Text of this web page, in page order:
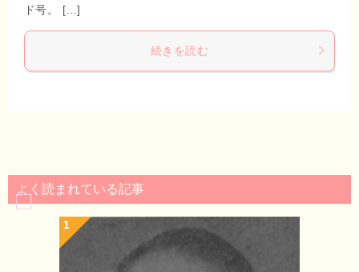
ド号。 […]
続きを読む
よく読まれている記事